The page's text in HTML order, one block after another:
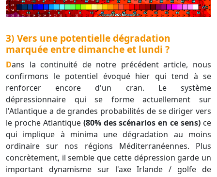
3) Vers une potentielle dégradation
marquée entre dimanche et lundi ?
Dans la continuité de notre précédent article, nous
confirmons le potentiel évoqué hier qui tend à se
renforcer encore d'un cran. Le système
dépressionnaire qui se forme actuellement sur
l'Atlantique a de grandes probabilités de se diriger vers
le proche Atlantique (80% des scénarios en ce sens) ce
qui implique à minima une dégradation au moins
ordinaire sur nos régions Méditerranéennes. Plus
concrètement, il semble que cette dépression garde un
important dynamisme sur l'axe Irlande / golfe de